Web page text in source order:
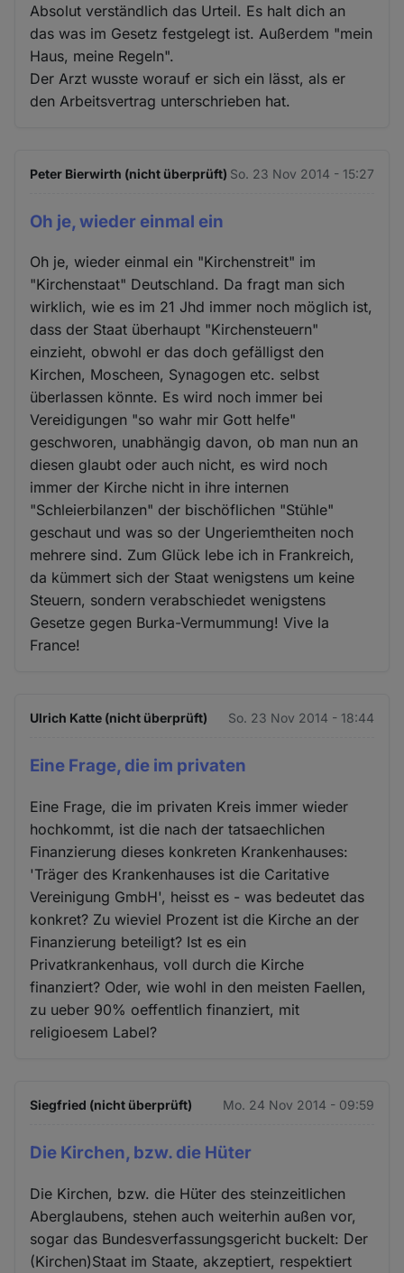
Absolut verständlich das Urteil. Es halt dich an
das was im Gesetz festgelegt ist. Außerdem "mein
Haus, meine Regeln".
Der Arzt wusste worauf er sich ein lässt, als er
den Arbeitsvertrag unterschrieben hat.
Peter Bierwirth (nicht überprüft) So. 23 Nov 2014 - 15:27
Oh je, wieder einmal ein
Oh je, wieder einmal ein "Kirchenstreit" im
"Kirchenstaat" Deutschland. Da fragt man sich
wirklich, wie es im 21 Jhd immer noch möglich ist,
dass der Staat überhaupt "Kirchensteuern"
einzieht, obwohl er das doch gefälligst den
Kirchen, Moscheen, Synagogen etc. selbst
überlassen könnte. Es wird noch immer bei
Vereidigungen "so wahr mir Gott helfe"
geschworen, unabhängig davon, ob man nun an
diesen glaubt oder auch nicht, es wird noch
immer der Kirche nicht in ihre internen
"Schleierbilanzen" der bischöflichen "Stühle"
geschaut und was so der Ungeriemtheiten noch
mehrere sind. Zum Glück lebe ich in Frankreich,
da kümmert sich der Staat wenigstens um keine
Steuern, sondern verabschiedet wenigstens
Gesetze gegen Burka-Vermummung! Vive la
France!
Ulrich Katte (nicht überprüft) So. 23 Nov 2014 - 18:44
Eine Frage, die im privaten
Eine Frage, die im privaten Kreis immer wieder
hochkommt, ist die nach der tatsaechlichen
Finanzierung dieses konkreten Krankenhauses:
'Träger des Krankenhauses ist die Caritative
Vereinigung GmbH', heisst es - was bedeutet das
konkret? Zu wieviel Prozent ist die Kirche an der
Finanzierung beteiligt? Ist es ein
Privatkrankenhaus, voll durch die Kirche
finanziert? Oder, wie wohl in den meisten Faellen,
zu ueber 90% oeffentlich finanziert, mit
religioesem Label?
Siegfried (nicht überprüft) Mo. 24 Nov 2014 - 09:59
Die Kirchen, bzw. die Hüter
Die Kirchen, bzw. die Hüter des steinzeitlichen
Aberglaubens, stehen auch weiterhin außen vor,
sogar das Bundesverfassungsgericht buckelt: Der
(Kirchen)Staat im Staate, akzeptiert, respektiert